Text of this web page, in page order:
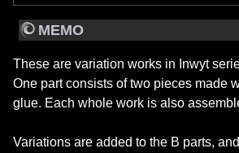
MEMO
These are variation works in Inwyt
One part consists of two pieces made
glue. Each whole work is also
Variations are added to the B parts,